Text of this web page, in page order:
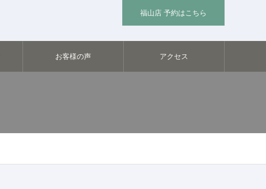
福山店 予約はこちら
お客様の声 アクセス